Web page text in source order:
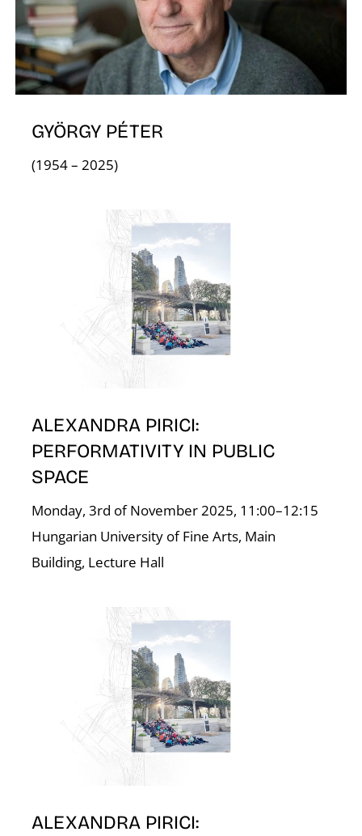
GYÖRGY PÉTER
(1954 – 2025)
ALEXANDRA PIRICI:
PERFORMATIVITY IN PUBLIC
SPACE
Monday, 3rd of November 2025, 11:00–12:15
Hungarian University of Fine Arts, Main
Building, Lecture Hall
ALEXANDRA PIRICI: